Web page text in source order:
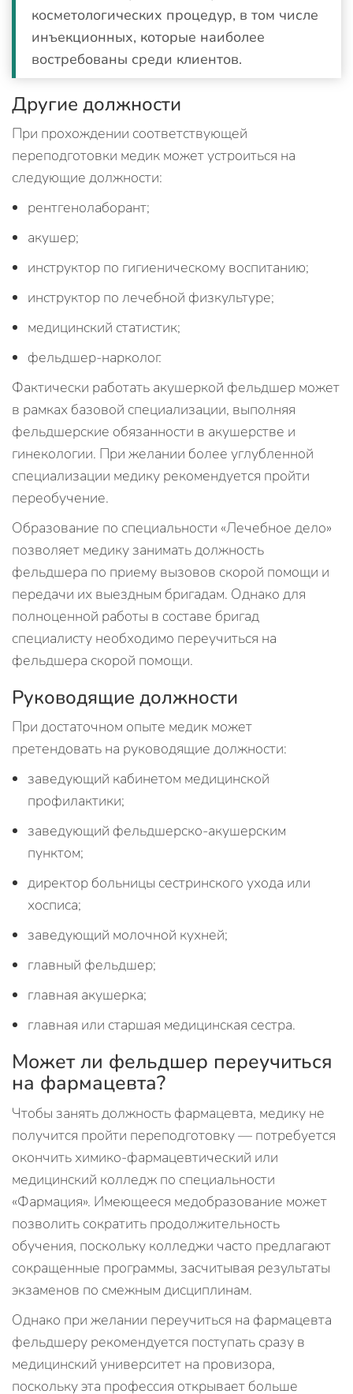
косметологических процедур, в том числе
инъекционных, которые наиболее
востребованы среди клиентов.
Другие должности
При прохождении соответствующей
переподготовки медик может устроиться на
следующие должности:
рентгенолаборант;
акушер;
инструктор по гигиеническому воспитанию;
инструктор по лечебной физкультуре;
медицинский статистик;
фельдшер-нарколог.
Фактически работать акушеркой фельдшер может
в рамках базовой специализации, выполняя
фельдшерские обязанности в акушерстве и
гинекологии. При желании более углубленной
специализации медику рекомендуется пройти
переобучение.
Образование по специальности «Лечебное дело»
позволяет медику занимать должность
фельдшера по приему вызовов скорой помощи и
передачи их выездным бригадам. Однако для
полноценной работы в составе бригад
специалисту необходимо переучиться на
фельдшера скорой помощи.
Руководящие должности
При достаточном опыте медик может
претендовать на руководящие должности:
заведующий кабинетом медицинской
профилактики;
заведующий фельдшерско-акушерским
пунктом;
директор больницы сестринского ухода или
хосписа;
заведующий молочной кухней;
главный фельдшер;
главная акушерка;
главная или старшая медицинская сестра.
Может ли фельдшер переучиться
на фармацевта?
Чтобы занять должность фармацевта, медику не
получится пройти переподготовку — потребуется
окончить химико-фармацевтический или
медицинский колледж по специальности
«Фармация». Имеющееся медобразование может
позволить сократить продолжительность
обучения, поскольку колледжи часто предлагают
сокращенные программы, засчитывая результаты
экзаменов по смежным дисциплинам.
Однако при желании переучиться на фармацевта
фельдшеру рекомендуется поступать сразу в
медицинский университет на провизора,
поскольку эта профессия открывает больше